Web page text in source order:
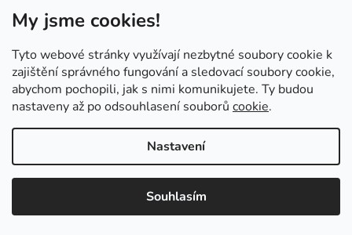
My jsme cookies!
Tyto webové stránky využívají nezbytné soubory cookie k
zajištění správného fungování a sledovací soubory cookie,
abychom pochopili, jak s nimi komunikujete. Ty budou
nastaveny až po odsouhlasení souborů cookie.
Nastavení
Souhlasím
Vytvořil Shoptet
Copyright 2026Tvořit je radost. Všechna práva
vyhrazena.